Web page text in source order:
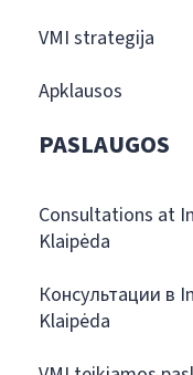
VMI strategija
Apklausos
PASLAUGOS
Consultations at
Klaipėda
Консультации в
Klaipėda